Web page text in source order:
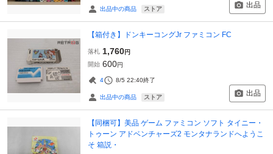
出品中の商品 ストア 出品
【箱付き】ドンキーコングJr ファミコン FC
落札 1,760円
開始 600円
4 8/5 22:40終了
出品中の商品 ストア 出品
【同梱可】美品 ゲーム ファミコン ソフト タイニー・
トゥーン アドベンチャーズ2 モンタナランドへようこ
そ 箱説・